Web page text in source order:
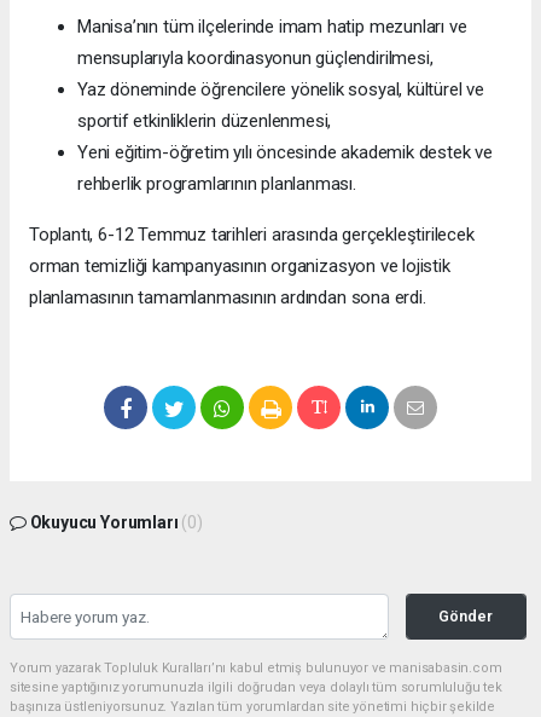
Manisa’nın tüm ilçelerinde imam hatip mezunları ve
mensuplarıyla koordinasyonun güçlendirilmesi,
Yaz döneminde öğrencilere yönelik sosyal, kültürel ve
sportif etkinliklerin düzenlenmesi,
Yeni eğitim-öğretim yılı öncesinde akademik destek ve
rehberlik programlarının planlanması.
Toplantı, 6-12 Temmuz tarihleri arasında gerçekleştirilecek
orman temizliği kampanyasının organizasyon ve lojistik
planlamasının tamamlanmasının ardından sona erdi.
Okuyucu Yorumları (0)
Gönder
Yorum yazarak Topluluk Kuralları’nı kabul etmiş bulunuyor ve manisabasin.com
sitesine yaptığınız yorumunuzla ilgili doğrudan veya dolaylı tüm sorumluluğu tek
başınıza üstleniyorsunuz. Yazılan tüm yorumlardan site yönetimi hiçbir şekilde